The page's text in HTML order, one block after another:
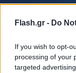
Flash.gr - Do
If you wish to opt-
processing of your
targeted